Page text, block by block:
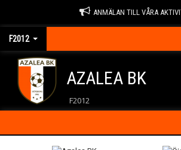
ANMÄLAN TILL VÅRA
F2012
AZALEA BK
F2012